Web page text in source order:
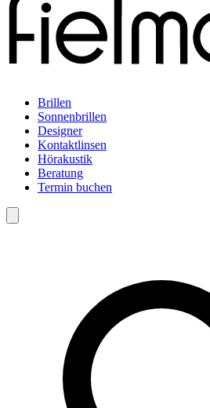
Brillen
Sonnenbrillen
Designer
Kontaktlinsen
Hörakustik
Beratung
Termin buchen